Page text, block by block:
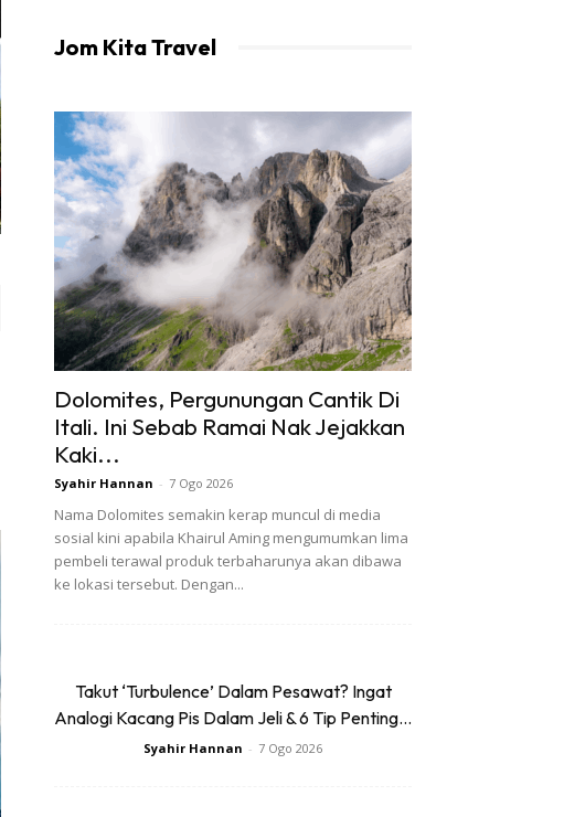
Jom Kita Travel
Dolomites, Pergunungan Cantik Di
Itali. Ini Sebab Ramai Nak Jejakkan
Kaki...
Syahir Hannan - 7 Ogo 2026
Nama Dolomites semakin kerap muncul di media
sosial kini apabila Khairul Aming mengumumkan lima
pembeli terawal produk terbaharunya akan dibawa
ke lokasi tersebut. Dengan...
Takut ‘Turbulence’ Dalam Pesawat? Ingat
Analogi Kacang Pis Dalam Jeli & 6 Tip Penting...
Syahir Hannan - 7 Ogo 2026